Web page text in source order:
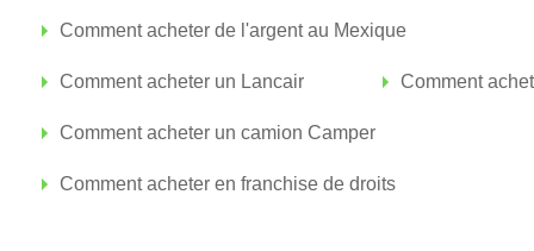
Comment acheter de l'argent au Mexique
Comment acheter un Lancair Comment
Comment acheter un camion Camper
Comment acheter en franchise de droits